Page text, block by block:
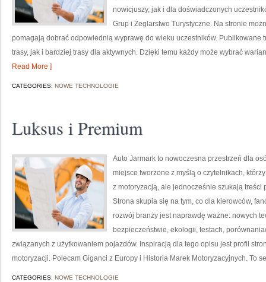
nowicjuszy, jak i dla doświadczonych
Grup i Żeglarstwo Turystyczne. Na stronie
pomagają dobrać odpowiednią wyprawę do wieku uczestników. Publikowane
trasy, jak i bardziej trasy dla aktywnych. Dzięki temu każdy może wybrać
Read More ]
CATEGORIES: NOWE TECHNOLOGIE
Luksus i Premium
Auto Jarmark to nowoczesna przestrzeń dla
miejsce tworzone z myślą o czytelnikach,
z motoryzacją, ale jednocześnie szukają
Strona skupia się na tym, co dla kierowców,
rozwój branży jest naprawdę ważne: nowych
bezpieczeństwie, ekologii, testach,
związanych z użytkowaniem pojazdów. Inspiracją dla tego opisu jest profil
motoryzacji. Polecam Giganci z Europy i Historia Marek Motoryzacyjnych. To
CATEGORIES: NOWE TECHNOLOGIE